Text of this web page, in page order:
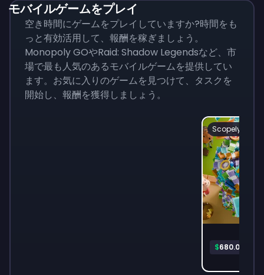
モバイルゲームをプレイ
空き時間にゲームをプレイしていますか?時間をも
っと有効活用して、報酬を稼ぎましょう。
Monopoly GOやRaid: Shadow Legendsなど、市
場で最も人気のあるモバイルゲームを提供してい
ます。お気に入りのゲームを見つけて、タスクを
開始し、報酬を獲得しましょう。
Scopely
$680.06